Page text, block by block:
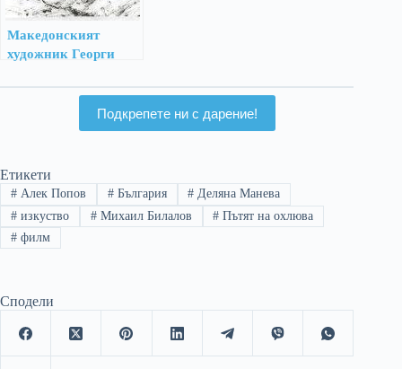
Македонският
художник Георги
Подкрепете ни с дарение!
Етикети
#Алек Попов #България # Деляна Манева
#изкуство #Михаил Билалов # Пътят на охлюва
#филм
Сподели